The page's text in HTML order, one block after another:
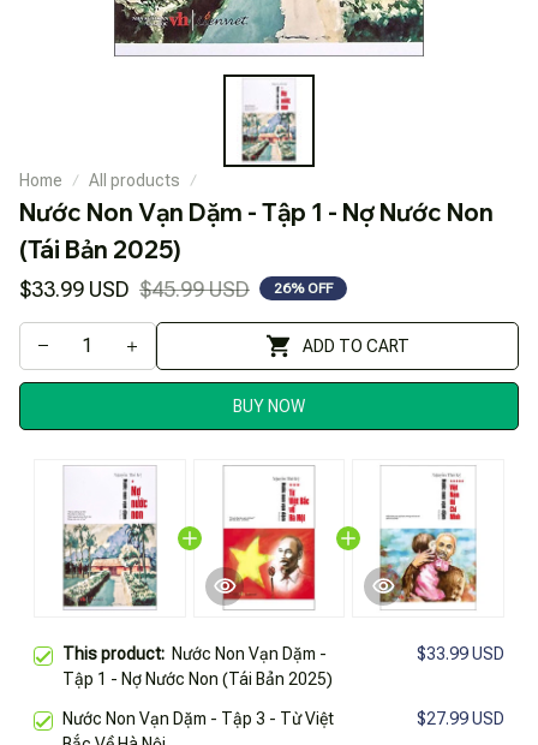
Home All products
Nước Non Vạn Dặm - Tập 1 - Nợ Nước Non
(Tái Bản 2025)
$33.99 USD $45.99 USD 26% OFF
ADD TO CART
BUY NOW
This product: Nước Non Vạn Dặm -
Tập 1 - Nợ Nước Non (Tái Bản 2025)
$33.99 USD
Nước Non Vạn Dặm - Tập 3 - Từ Việt
$27.99 USD